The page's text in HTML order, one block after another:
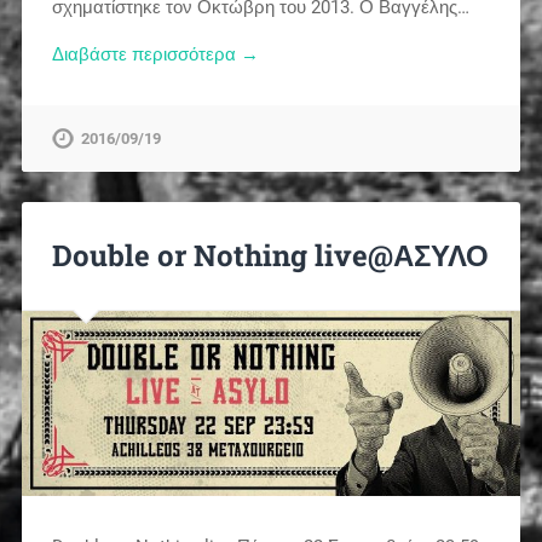
σχηματίστηκε τον Οκτώβρη του 2013. Ο Βαγγέλης…
Διαβάστε περισσότερα →
2016/09/19
Double or Nothing live@ΑΣΥΛΟ